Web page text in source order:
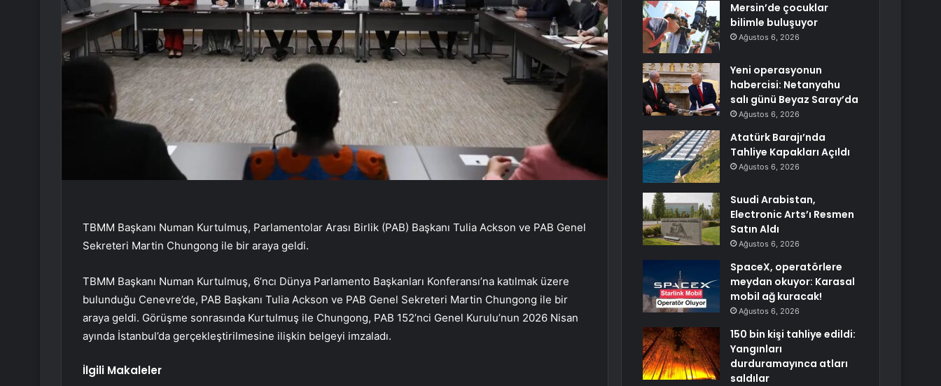
TBMM Başkanı Numan Kurtulmuş, Parlamentolar Arası Birlik (PAB) Başkanı Tulia Ackson ve PAB Genel
Sekreteri Martin Chungong ile bir araya geldi.
TBMM Başkanı Numan Kurtulmuş, 6’ncı Dünya Parlamento Başkanları Konferansı’na katılmak üzere
bulunduğu Cenevre’de, PAB Başkanı Tulia Ackson ve PAB Genel Sekreteri Martin Chungong ile bir
araya geldi. Görüşme sonrasında Kurtulmuş ile Chungong, PAB 152’nci Genel Kurulu’nun 2026 Nisan
ayında İstanbul’da gerçekleştirilmesine ilişkin belgeyi imzaladı.
İlgili Makaleler
Mersin’de çocuklar
bilimle buluşuyor
Ağustos 6, 2026
Yeni operasyonun
habercisi: Netanyahu
salı günü Beyaz Saray’da
Ağustos 6, 2026
Atatürk Barajı’nda
Tahliye Kapakları Açıldı
Ağustos 6, 2026
Suudi Arabistan,
Electronic Arts’ı Resmen
Satın Aldı
Ağustos 6, 2026
SpaceX, operatörlere
meydan okuyor: Karasal
mobil ağ kuracak!
Ağustos 6, 2026
150 bin kişi tahliye edildi:
Yangınları
durduramayınca atları
saldılar